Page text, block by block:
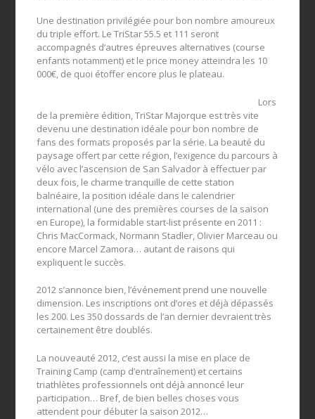
Une destination privilégiée pour bon nombre amoureux
du triple effort. Le TriStar 55.5 et 111 seront
accompagnés d’autres épreuves alternatives (course
enfants notamment) et le price money atteindra les 10
000€, de quoi étoffer encore plus le plateau.
Lors
de la première édition, TriStar Majorque est très vite
devenu une destination idéale pour bon nombre de
fans des formats proposés par la série. La beauté du
paysage offert par cette région, l’exigence du parcours à
vélo avec l’ascension de San Salvador à effectuer par
deux fois, le charme tranquille de cette station
balnéaire, la position idéale dans le calendrier
international (une des premières courses de la saison
en Europe), la formidable start-list présente en 2011 :
Chris MacCormack, Normann Stadler, Olivier Marceau ou
encore Marcel Zamora… autant de raisons qui
expliquent le succès.
2012 s’annonce bien, l’événement prend une nouvelle
dimension. Les inscriptions ont d’ores et déjà dépassés
les 200. Les 350 dossards de l’an dernier devraient très
certainement être doublés.
La nouveauté 2012, c’est aussi la mise en place de
Training Camp (camp d’entraînement) et certains
triathlètes professionnels ont déjà annoncé leur
participation… Bref, de bien belles choses vous
attendent pour débuter la saison 2012…